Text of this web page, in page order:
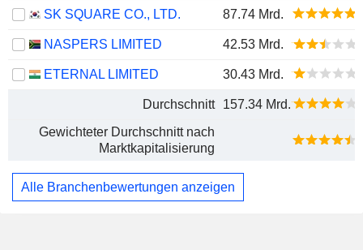
SK SQUARE CO., LTD. 87.74 Mrd.
NASPERS LIMITED 42.53 Mrd.
ETERNAL LIMITED 30.43 Mrd.
Durchschnitt
157.34 Mrd.
Gewichteter Durchschnitt nach
Marktkapitalisierung
Alle Branchenbewertungen anzeigen